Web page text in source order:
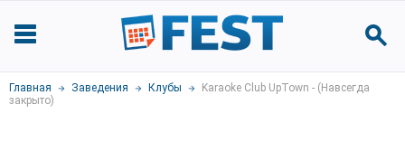
Главная Заведения Клубы
Karaoke Club UpTown - (Навсегда
закрыто)